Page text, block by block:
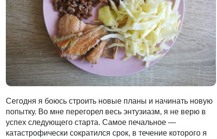
Сегодня я боюсь строить новые планы и начинать новую
попытку. Во мне перегорел весь энтузиазм, я не верю в
успех следующего старта. Самое печальное —
катастрофически сократился срок, в течение которого я